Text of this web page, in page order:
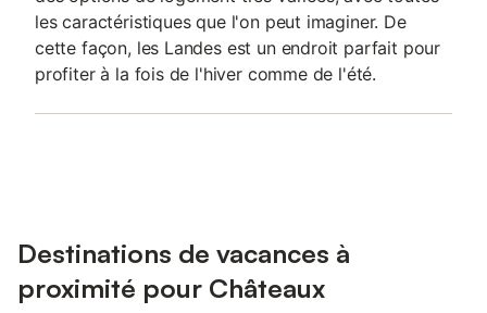
les caractéristiques que l'on peut imaginer. De
cette façon, les Landes est un endroit parfait pour
profiter à la fois de l'hiver comme de l'été.
Destinations de vacances à
proximité pour Châteaux